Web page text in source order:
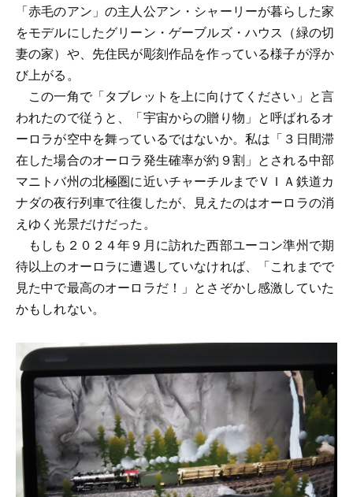
「赤毛のアン」の主人公アン・シャーリーが暮らした家
をモデルにしたグリーン・ゲーブルズ・ハウス（緑の切
妻の家）や、先住民が彫刻作品を作っている様子が浮か
び上がる。
この一角で「タブレットを上に向けてください」と言
われたので従うと、「宇宙からの贈り物」と呼ばれるオ
ーロラが空中を舞っているではないか。私は「３日間滞
在した場合のオーロラ発生確率が約９割」とされる中部
マニトバ州の北極圏に近いチャーチルまでＶＩＡ鉄道カ
ナダの夜行列車で往復したが、見えたのはオーロラの消
えゆく光景だけだった。
もしも２０２４年９月に訪れた西部ユーコン準州で期
待以上のオーロラに遭遇していなければ、「これまでで
見た中で最高のオーロラだ！」とさぞかし感激していた
かもしれない。